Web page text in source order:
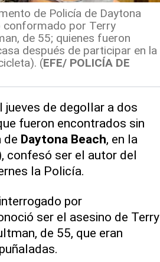
de Policía de Daytona
conformado por Terry
de 55; quienes fueron
después de participar en la
(EFE/ POLICÍA DE
jueves de degollar a dos
fueron encontrados sin
de Daytona Beach, en la
confesó ser el autor del
la Policía.
por
ser el asesino de Terry
de 55, que eran